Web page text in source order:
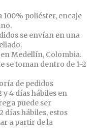
100% poliéster, encaje
se envían en una
Medellín, Colombia.
se toman dentro de 1-2
de pedidos
4 días hábiles en
puede ser
días hábiles, estos
a partir de la